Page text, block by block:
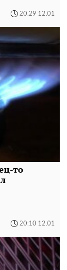
20:29 12.01
то
20:10 12.01